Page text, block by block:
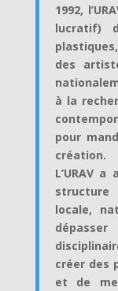
1992,
lucratif)
des
à la
pour
création.
L’URAV
structure
locale,
créer des
et de